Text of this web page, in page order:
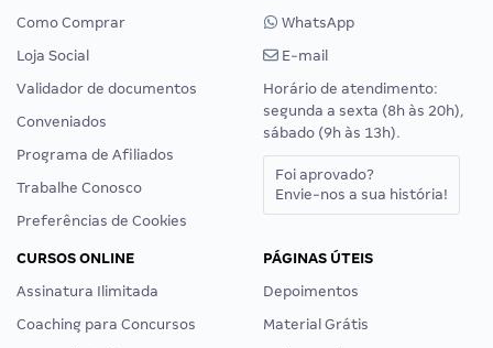
Como Comprar
Loja Social
Validador de documentos
Conveniados
Programa de Afiliados
Trabalhe Conosco
Preferências de Cookies
WhatsApp
E-mail
Horário de atendimento:
segunda a sexta (8h às 20h),
sábado (9h às 13h).
Foi aprovado?
Envie-nos a sua história!
CURSOS ONLINE
Assinatura Ilimitada
Coaching para Concursos
PÁGINAS ÚTEIS
Depoimentos
Material Grátis